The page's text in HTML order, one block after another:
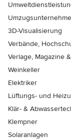
3D-Visualisierung
Verbände,
Verlage, Magazine
Weinkeller
Elektriker
Lüftungs- und
Klär- &
Klempner
Solaranlagen